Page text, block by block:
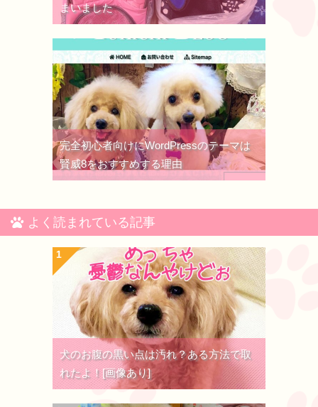
まいました
完全初心者向けにWordPressのテーマは
賢威8をおすすめする理由
よく読まれている記事
犬のお腹の黒い点は汚れ？ある方法で取
れたよ！[画像あり]